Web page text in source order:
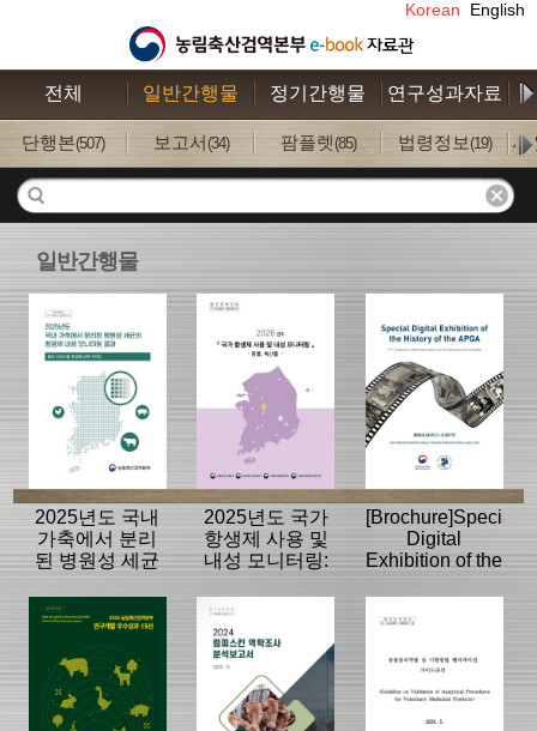
Korean English
전체 일반간행물 정기간행물 연구성과자료
단행본(507) 보고서 (34) 팜플렛 (85) 법령정보(19) 사
일반간행물
2025년도 국내
가축에서 분리
된 병원성 세균
모니터링 결과
2025년도 국가
항생제 사용 및
내성 모니터링:
[Brochure]Special
Digital
Exhibition of the
APQA